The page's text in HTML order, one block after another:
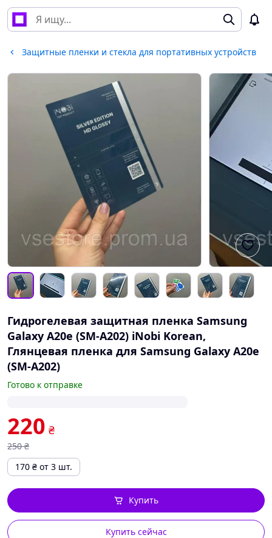
Защитные пленки и стекла для портативных устройств
Гидрогелевая защитная пленка Samsung
Galaxy A20e (SM-A202) iNobi Korean,
Глянцевая пленка для Samsung Galaxy A20e
(SM-A202)
Готово к отправке
220 ₴
250 ₴
170 ₴ от 3 шт.
Купить сейчас
Купить